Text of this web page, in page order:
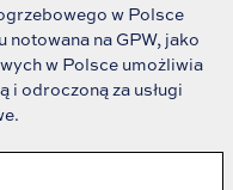
w Polsce
notowana na GPW, jako
w Polsce umożliwia
i odroczoną za usługi